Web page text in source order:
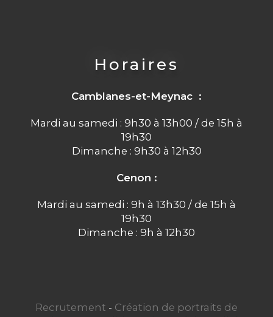
Horaires
Camblanes-et-Meynac :
Mardi au samedi : 9h30 à 13h00 / de 15h à
19h30
Dimanche : 9h30 à 12h30
Cenon :
Mardi au samedi : 9h à 13h30 / de 15h à
19h30
Dimanche : 9h à 12h30
Recrutement - Création de portraits de